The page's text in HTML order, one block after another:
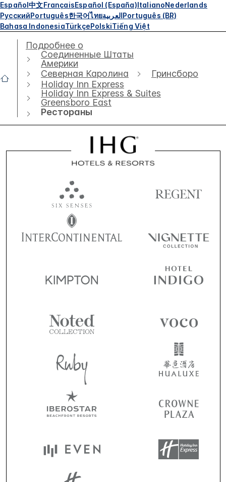
Español中文FrançaisEspañol (España)ItalianoNederlands
РусскийPortuguês한국어ไทยالعربيةPortuguês (BR)
Bahasa IndonesiaTürkçePolskiTiếng Việt
Подробнее о
Соединенные Штаты
Америки
Северная Каролина
Гринсборо
Holiday Inn Express
Holiday Inn Express & Suites
Greensboro East
Рестораны